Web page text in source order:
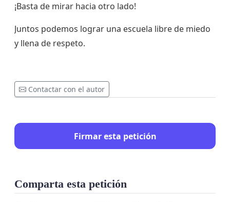
¡Basta de mirar hacia otro lado!
Juntos podemos lograr una escuela libre de miedo
y llena de respeto.
Contactar con el autor
Firmar esta petición
Comparta esta petición